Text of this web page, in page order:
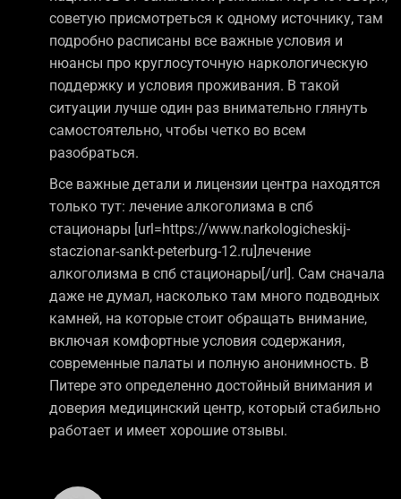
советую присмотреться к одному источнику, там
подробно расписаны все важные условия и
нюансы про круглосуточную наркологическую
поддержку и условия проживания. В такой
ситуации лучше один раз внимательно глянуть
самостоятельно, чтобы четко во всем
разобраться.
Все важные детали и лицензии центра находятся
только тут: лечение алкоголизма в спб
стационары [url=https://www.narkologicheskij-
staczionar-sankt-peterburg-12.ru]лечение
алкоголизма в спб стационары[/url]. Сам сначала
даже не думал, насколько там много подводных
камней, на которые стоит обращать внимание,
включая комфортные условия содержания,
современные палаты и полную анонимность. В
Питере это определенно достойный внимания и
доверия медицинский центр, который стабильно
работает и имеет хорошие отзывы.